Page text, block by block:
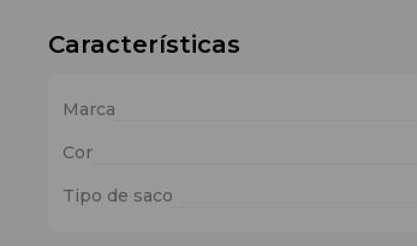
Características
Marca
Cor
Tipo de saco